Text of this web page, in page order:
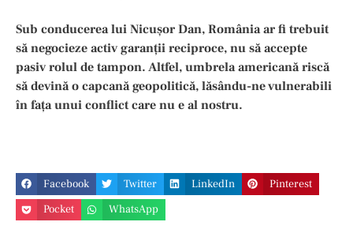
Sub conducerea lui Nicușor Dan, România ar fi trebuit
să negocieze activ garanții reciproce, nu să accepte
pasiv rolul de tampon. Altfel, umbrela americană riscă
să devină o capcană geopolitică, lăsându-ne vulnerabili
în fața unui conflict care nu e al nostru.
Facebook Twitter LinkedIn
Pinterest
Pocket
WhatsApp